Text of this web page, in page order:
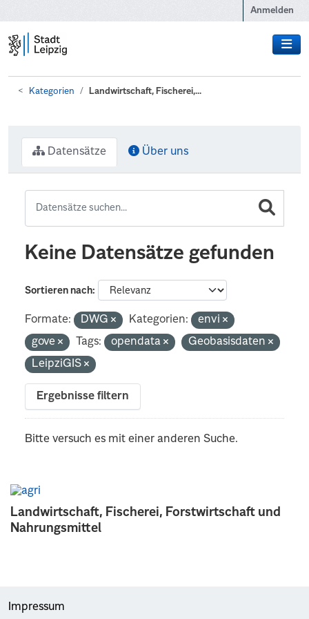
Anmelden
Kategorien Landwirtschaft, Fischerei,...
Landwirtschaft, Fischerei, Forstwirtschaft und
Nahrungsmittel
Datensätze Über uns
Keine Datensätze gefunden
Sortieren nach
Formate: DWG Kategorien:
envi
gove
Tags: opendata
Geobasisdaten
LeipziGIS
Ergebnisse filtern
Bitte versuch es mit einer anderen Suche.
Impressum